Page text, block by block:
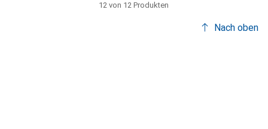
12 von 12 Produkten
Nach oben